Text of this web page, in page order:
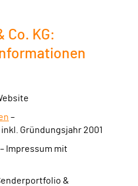
Co. KG:
–
Gründungsjahr 2001
– Impressum mit
&